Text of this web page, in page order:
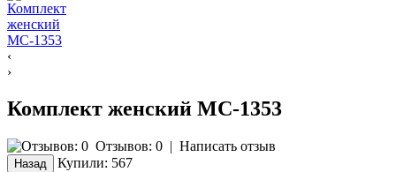
‹
›
Комплект женский MC-1353
Отзывов: 0 | Написать отзыв
Купили: 567